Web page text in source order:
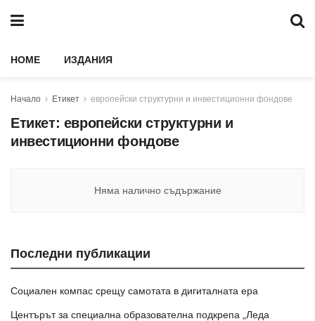
HOME ИЗДАНИЯ
Начало Етикет европейски структурни и инвестиционни фондове
Етикет: европейски структурни и
инвестиционни фондове
Няма налично съдържание
Последни публикации
Социален компас срещу самотата в дигиталната ера
Центърът за специална образователна подкрепа „Леда